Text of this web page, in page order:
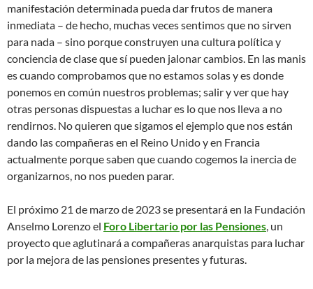
manifestación determinada pueda dar frutos de manera
inmediata – de hecho, muchas veces sentimos que no sirven
para nada – sino porque construyen una cultura política y
conciencia de clase que sí pueden jalonar cambios. En las manis
es cuando comprobamos que no estamos solas y es donde
ponemos en común nuestros problemas; salir y ver que hay
otras personas dispuestas a luchar es lo que nos lleva a no
rendirnos. No quieren que sigamos el ejemplo que nos están
dando las compañeras en el Reino Unido y en Francia
actualmente porque saben que cuando cogemos la inercia de
organizarnos, no nos pueden parar.
El próximo 21 de marzo de 2023 se presentará en la Fundación
Anselmo Lorenzo el Foro Libertario por las Pensiones, un
proyecto que aglutinará a compañeras anarquistas para luchar
por la mejora de las pensiones presentes y futuras.